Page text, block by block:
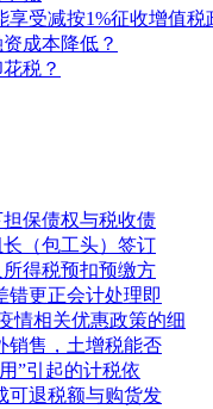
受减按1%征收增值税
成本降低？
税？
保债权与税收债
（包工头）签订
得税预扣预缴方
错更正会计处理即
情相关优惠政策的细
销售，土增税能否
”引起的计税依
可退税额与购货发